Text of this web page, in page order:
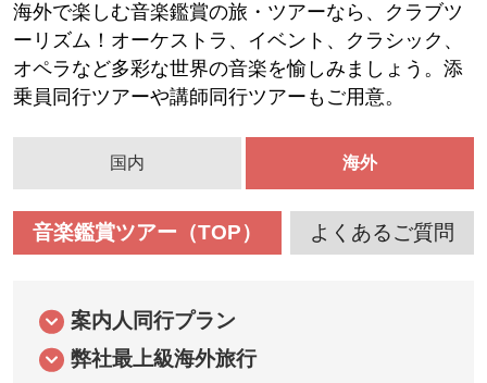
海外で楽しむ音楽鑑賞の旅・ツアーなら、クラブツ
ーリズム！オーケストラ、イベント、クラシック、
オペラなど多彩な世界の音楽を愉しみましょう。添
乗員同行ツアーや講師同行ツアーもご用意。
国内 海外
音楽鑑賞ツアー（TOP） よくあるご質問
案内人同行プラン
弊社最上級海外旅行